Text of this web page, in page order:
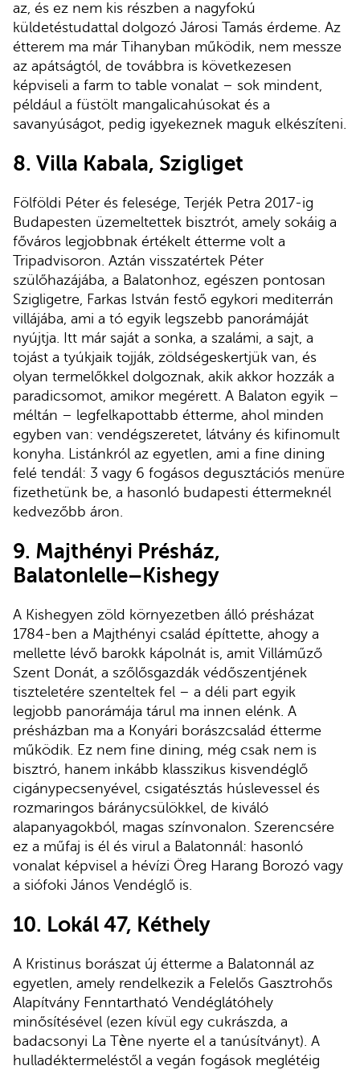
az, és ez nem kis részben a nagyfokú
küldetéstudattal dolgozó Járosi Tamás érdeme. Az
étterem ma már Tihanyban működik, nem messze
az apátságtól, de továbbra is következesen
képviseli a farm to table vonalat – sok mindent,
például a füstölt mangalicahúsokat és a
savanyúságot, pedig igyekeznek maguk elkészíteni.
8. Villa Kabala, Szigliget
Fölföldi Péter és felesége, Terjék Petra 2017-ig
Budapesten üzemeltettek bisztrót, amely sokáig a
főváros legjobbnak értékelt étterme volt a
Tripadvisoron. Aztán visszatértek Péter
szülőhazájába, a Balatonhoz, egészen pontosan
Szigligetre, Farkas István festő egykori mediterrán
villájába, ami a tó egyik legszebb panorámáját
nyújtja. Itt már saját a sonka, a szalámi, a sajt, a
tojást a tyúkjaik tojják, zöldségeskertjük van, és
olyan termelőkkel dolgoznak, akik akkor hozzák a
paradicsomot, amikor megérett. A Balaton egyik –
méltán – legfelkapottabb étterme, ahol minden
egyben van: vendégszeretet, látvány és kifinomult
konyha. Listánkról az egyetlen, ami a fine dining
felé tendál: 3 vagy 6 fogásos degusztációs menüre
fizethetünk be, a hasonló budapesti éttermeknél
kedvezőbb áron.
9. Majthényi Présház,
Balatonlelle–Kishegy
A Kishegyen zöld környezetben álló présházat
1784-ben a Majthényi család építtette, ahogy a
mellette lévő barokk kápolnát is, amit Villáműző
Szent Donát, a szőlősgazdák védőszentjének
tiszteletére szenteltek fel – a déli part egyik
legjobb panorámája tárul ma innen elénk. A
présházban ma a Konyári borászcsalád étterme
működik. Ez nem fine dining, még csak nem is
bisztró, hanem inkább klasszikus kisvendéglő
cigánypecsenyével, csigatésztás húslevessel és
rozmaringos báránycsülökkel, de kiváló
alapanyagokból, magas színvonalon. Szerencsére
ez a műfaj is él és virul a Balatonnál: hasonló
vonalat képvisel a hévízi Öreg Harang Borozó vagy
a siófoki János Vendéglő is.
10. Lokál 47, Kéthely
A Kristinus borászat új étterme a Balatonnál az
egyetlen, amely rendelkezik a Felelős Gasztrohős
Alapítvány Fenntartható Vendéglátóhely
minősítésével (ezen kívül egy cukrászda, a
badacsonyi La Tène nyerte el a tanúsítványt). A
hulladéktermeléstől a vegán fogások meglétéig